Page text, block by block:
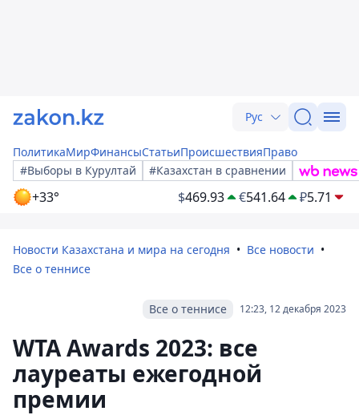
Рус
ПолитикаМирФинансыСтатьиПроисшествияПраво
#Выборы в Курултай
#Казахстан в сравнении
+33° $469.93 €541.64 ₽5.71
Новости Казахстана и мира на сегодня
Все новости
Все о теннисе
12:23, 12 декабря 2023
Все о теннисе
WTA Awards 2023: все
лауреаты ежегодной
премии